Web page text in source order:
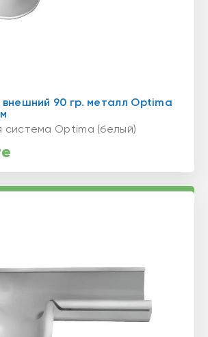
90 гр. металл Optima
система Optima (белый)